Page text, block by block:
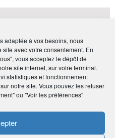
adaptée à vos besoins, nous
avec votre consentement. En
vous acceptez le dépôt de
site internet, sur votre terminal.
statistiques et fonctionnement
notre site. Vous pouvez les refuser
ou "Voir les préférences"